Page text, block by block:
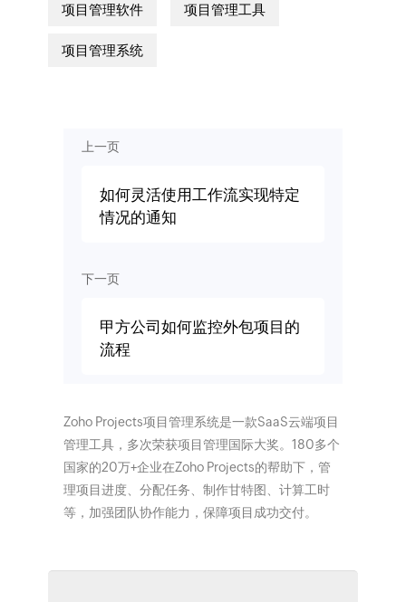
项目管理软件 项目管理工具
项目管理系统
上一页
如何灵活使用工作流实现特定
情况的通知
下一页
甲方公司如何监控外包项目的
流程
Zoho Projects项目管理系统是一款SaaS云端项目
管理工具，多次荣获项目管理国际大奖。180多个
国家的20万+企业在Zoho Projects的帮助下，管
理项目进度、分配任务、制作甘特图、计算工时
等，加强团队协作能力，保障项目成功交付。